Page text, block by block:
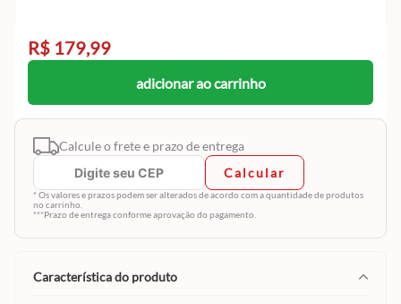
R$ 179,99
adicionar ao carrinho
Calcule o frete e prazo de entrega
Calcular
* Os valores e prazos podem ser alterados de acordo com a quantidade de produtos
no carrinho.
***Prazo de entrega conforme aprovação do pagamento.
característica do produto